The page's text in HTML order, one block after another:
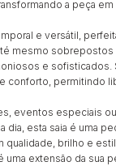
a peça
e versátil,
mesmo sobrepostos
e
conforto, permitindo
eventos especiais
dia, esta saia é uma
qualidade, brilho e
uma extensão da sua